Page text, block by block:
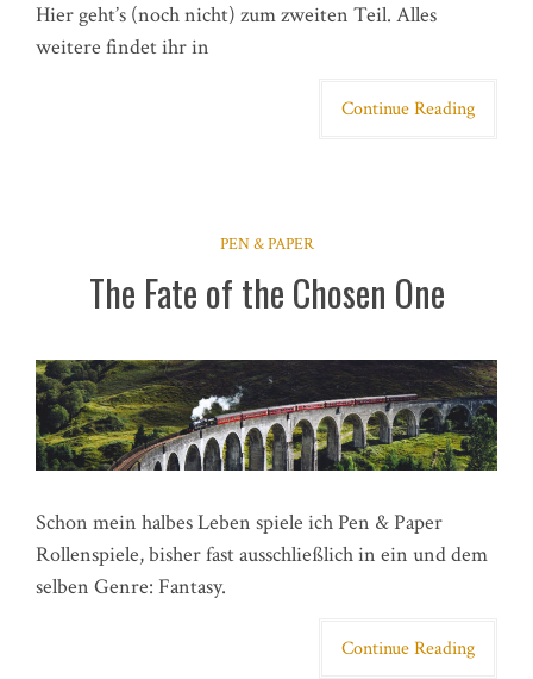
Hier geht’s (noch nicht) zum zweiten Teil. Alles
weitere findet ihr in
Continue Reading
PEN & PAPER
The Fate of the Chosen One
Schon mein halbes Leben spiele ich Pen & Paper
Rollenspiele, bisher fast ausschließlich in ein und dem
selben Genre: Fantasy.
Continue Reading